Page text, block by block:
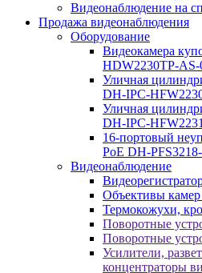
Видеонаблюдение на
Продажа видеонаблюдения
Оборудование
Видеокамера
HDW2230TP-AS-
Уличная
DH-IPC-
Уличная
DH-IPC-
16-портовый
РоЕ DH-
Видеонаблюдение
Объективы
Термокожухи,
Поворотные
Поворотные
Усилители,
концентраторы